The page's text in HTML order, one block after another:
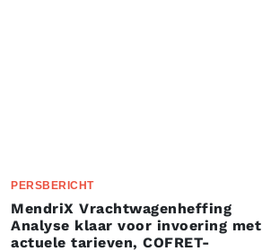
PERSBERICHT
MendriX Vrachtwagenheffing
Analyse klaar voor invoering met
actuele tarieven, COFRET-